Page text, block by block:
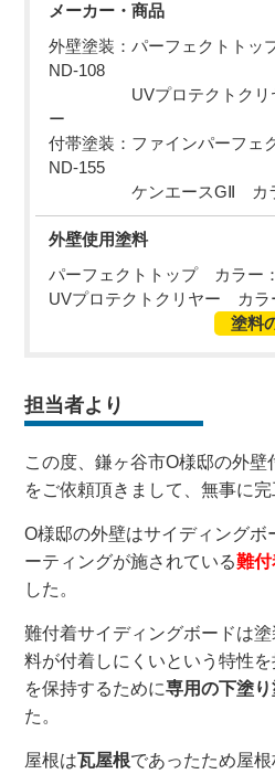
メーカー・商品
外壁塗装：パーフェクトトッ
ND-108
UVプロテクトクリヤ
ー
付帯塗装：ファインパーフェ
ND-155
ケンエースGⅡ カラ
外壁使用塗料
パーフェクトトップ カラー
UVプロテクトクリヤー カラ
塗料
担当者より
この度、鎌ヶ谷市O様邸の外
をご依頼頂きまして、無事に完
O様邸の外壁はサイディングボ
ーティングが施されている難
した。
難付着サイディングボードは
料が付着しにくいという特性
を保持するために専用の下塗
た。
屋根は 瓦屋根であったため屋